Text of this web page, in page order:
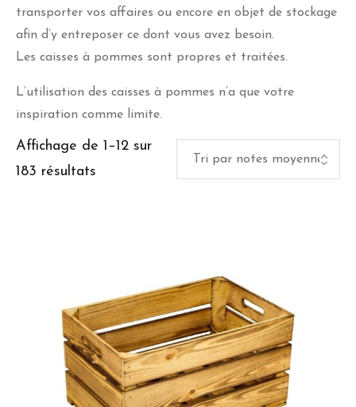
transporter vos affaires ou encore en objet de stockage
afin d’y entreposer ce dont vous avez besoin.
Les caisses à pommes sont propres et traitées.
L’utilisation des caisses à pommes n’a que votre
inspiration comme limite.
Affichage de 1–12 sur
183 résultats